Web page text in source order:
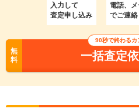
入力して
査定申し込み
電話、
でご連絡
無
料
90秒で終わるカ
一括査定